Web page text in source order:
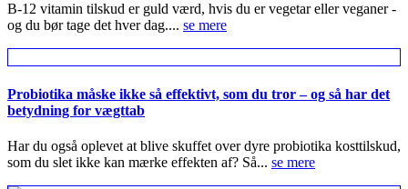
B-12 vitamin tilskud er guld værd, hvis du er vegetar eller veganer -
og du bør tage det hver dag.... se mere
Probiotika måske ikke så effektivt, som du tror – og så har det
betydning for vægttab
Har du også oplevet at blive skuffet over dyre probiotika kosttilskud,
som du slet ikke kan mærke effekten af? Så... se mere